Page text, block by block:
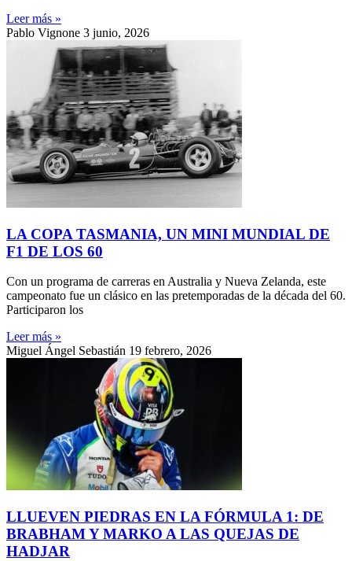
Leer más »
Pablo Vignone 3 junio, 2026
LA COPA TASMANIA, UN MINI MUNDIAL DE
F1 DE LOS 60
Con un programa de carreras en Australia y Nueva Zelanda, este
campeonato fue un clásico en las pretemporadas de la década del 60.
Participaron los
Leer más »
Miguel Ángel Sebastián 19 febrero, 2026
LLUEVEN PIEDRAS EN LA FÓRMULA 1: DE
BRABHAM Y MARKO A LAS QUEJAS DE
HADJAR